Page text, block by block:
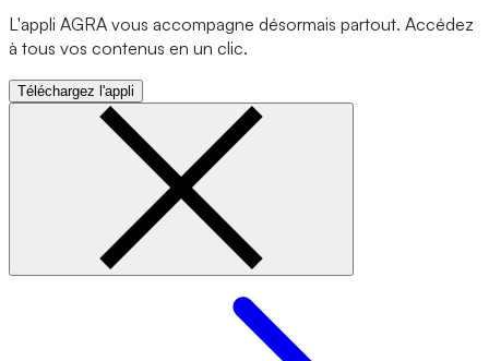
L'appli AGRA vous accompagne désormais partout. Accédez
à tous vos contenus en un clic.
Téléchargez l'appli